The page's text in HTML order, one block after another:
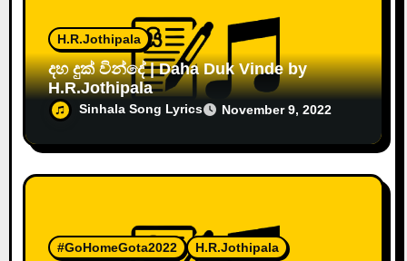
H.R.Jothipala
දහ දුක් වින්දේ | Daha Duk Vinde by
H.R.Jothipala
Sinhala Song Lyrics November 9, 2022
#GoHomeGota2022 H.R.Jothipala